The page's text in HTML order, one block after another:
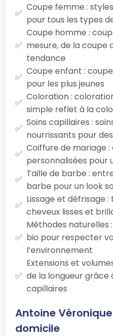
Coupe femme :
pour tous les types
Coupe homme :
mesure, de la coupe
tendance
Coupe enfant :
pour les plus jeunes
Coloration :
simple reflet à la
Soins capillaires :
nourrissants pour
Coiffure de mariage
personnalisées pour
Taille de barbe :
barbe pour un look
Lissage et défrisage
cheveux lisses et
Méthodes naturelles
bio pour respecter
l’environnement
Extensions et
de la longueur grâce
capillaires
Antoine
domicile